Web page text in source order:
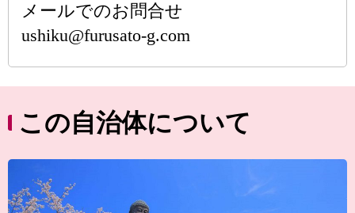
メールでのお問合せ
ushiku@furusato-g.com
この自治体について